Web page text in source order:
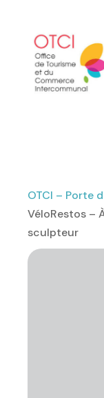
OTCI – Porte
VéloRestos –
sculpteur